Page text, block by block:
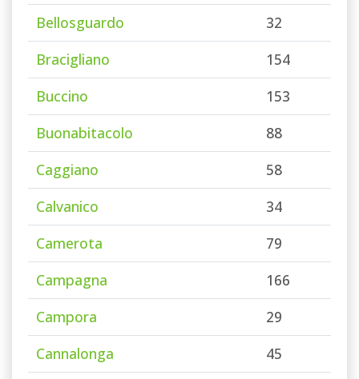
Bellosguardo
32
Bracigliano
154
Buccino
153
Buonabitacolo
88
Caggiano
58
Calvanico
34
Camerota
79
Campagna
166
Campora
29
Cannalonga
45